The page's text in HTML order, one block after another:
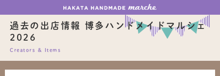
過去の出店情報 博多ハンドメイドマルシェ
2026
Creators & Items